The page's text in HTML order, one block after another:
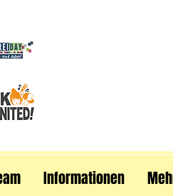
Informationen